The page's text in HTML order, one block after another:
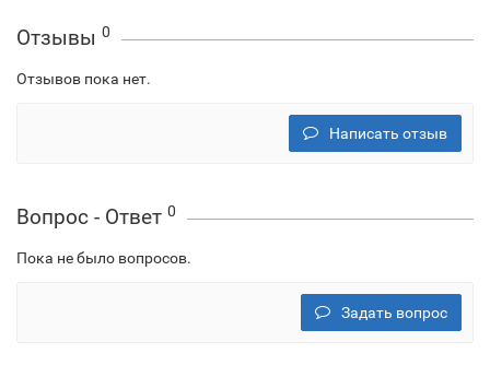
Отзывы 0
Отзывов пока нет.
Написать отзыв
Вопрос - Ответ 0
Пока не было вопросов.
Задать вопрос